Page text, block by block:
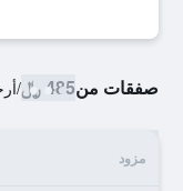
صفقات من485 ﷼ /
مزود